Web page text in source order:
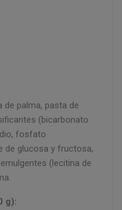
de palma, pasta de
(bicarbonato
fosfato
de glucosa y fructosa,
(lecitina de
g):